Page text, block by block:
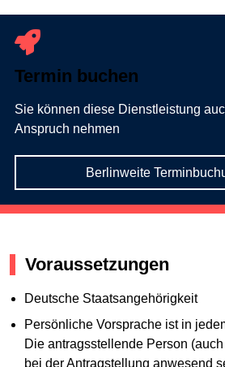
Termin buchen
Sie können diese Dienstleistung
Anspruch nehmen
Berlinweite
Voraussetzungen
Deutsche Staatsangehörigkeit
Persönliche Vorsprache ist in
Die antragsstellende Person
bei der Antragstellung anwesend